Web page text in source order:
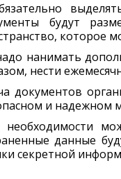
будут
которое
нанимать
нести
документов
и надежном
необходимости
данные
секретной